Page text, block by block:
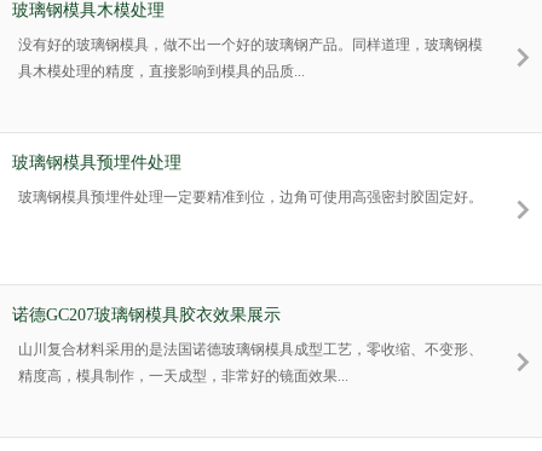
玻璃钢模具木模处理
没有好的玻璃钢模具，做不出一个好的玻璃钢产品。同样道理，玻璃钢模
具木模处理的精度，直接影响到模具的品质...
玻璃钢模具预埋件处理
玻璃钢模具预埋件处理一定要精准到位，边角可使用高强密封胶固定好。
诺德GC207玻璃钢模具胶衣效果展示
山川复合材料采用的是法国诺德玻璃钢模具成型工艺，零收缩、不变形、
精度高，模具制作，一天成型，非常好的镜面效果...